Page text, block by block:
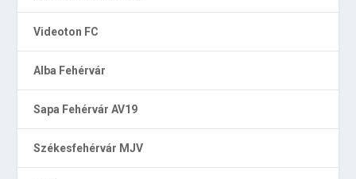
Videoton FC
Alba Fehérvár
Sapa Fehérvár AV19
Székesfehérvár MJV